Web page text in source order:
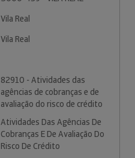
Vila Real
Vila Real
82910 - Atividades das
agências de cobranças e de
avaliação do risco de crédito
Atividades Das Agências De
Cobranças E De Avaliação Do
Risco De Crédito